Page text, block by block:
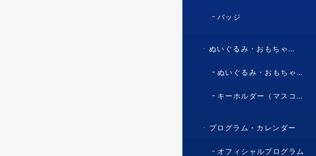
バッジ
ぬいぐるみ・おもちゃ・マスコット・キャラクター
ぬいぐるみ・おもちゃ（マスコット・キャラクター）
キーホルダー（マスコット・キャラクター）
プログラム・カレンダー
オフィシャルプログラム